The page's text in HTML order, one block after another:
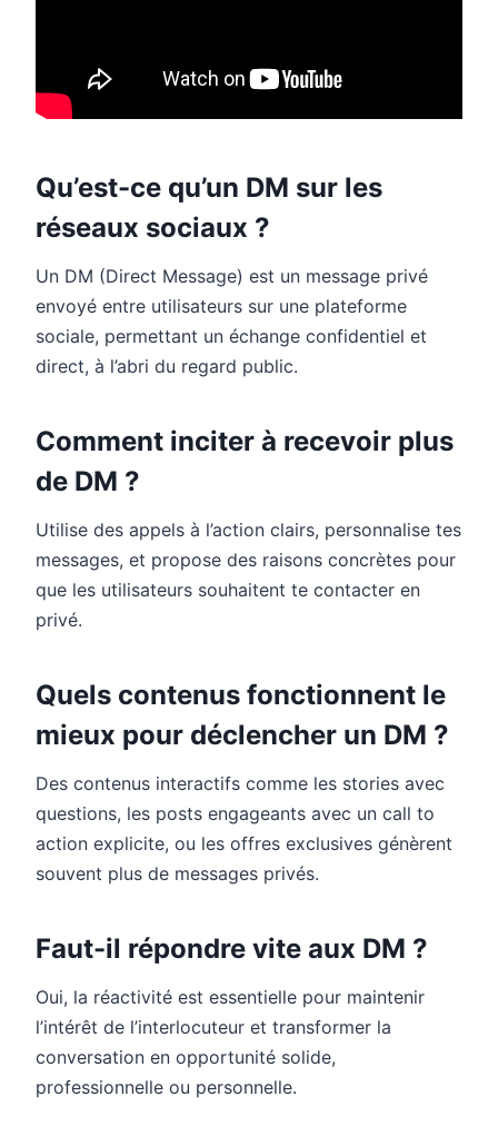
Qu’est-ce qu’un DM sur les
réseaux sociaux ?
Un DM (Direct Message) est un message privé
envoyé entre utilisateurs sur une plateforme
sociale, permettant un échange confidentiel et
direct, à l’abri du regard public.
Comment inciter à recevoir plus
de DM ?
Utilise des appels à l’action clairs, personnalise tes
messages, et propose des raisons concrètes pour
que les utilisateurs souhaitent te contacter en
privé.
Quels contenus fonctionnent le
mieux pour déclencher un DM ?
Des contenus interactifs comme les stories avec
questions, les posts engageants avec un call to
action explicite, ou les offres exclusives génèrent
souvent plus de messages privés.
Faut-il répondre vite aux DM ?
Oui, la réactivité est essentielle pour maintenir
l’intérêt de l’interlocuteur et transformer la
conversation en opportunité solide,
professionnelle ou personnelle.